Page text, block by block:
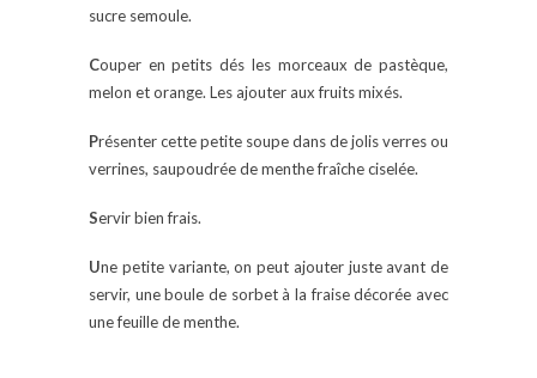
sucre semoule.
Couper en petits dés les morceaux de pastèque,
melon et orange. Les ajouter aux fruits mixés.
Présenter cette petite soupe dans de jolis verres ou
verrines, saupoudrée de menthe fraîche ciselée.
Servir bien frais.
Une petite variante, on peut ajouter juste avant de
servir, une boule de sorbet à la fraise décorée avec
une feuille de menthe.